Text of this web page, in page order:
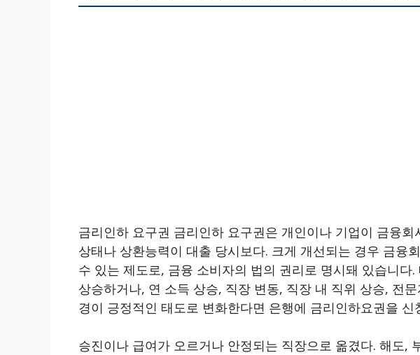
금리인하 요구권 금리인하 요구권은 개인이나 기업이 금융
상태나 상환능력이 대출 당시보다. 크게 개선되는 경우 금융
수 있는 제도로, 금융 소비자의 법의 권리로 명시돼 있습니다
상승하거나, 연 소득 상승, 직장 변동, 직장 내 직위 상승, 전
경이 긍정적인 태도로 변화한다면 은행에 금리인하요권을 신
승진이나 급여가 오르거나 안정되는 직장으로 옮겼다. 해도,